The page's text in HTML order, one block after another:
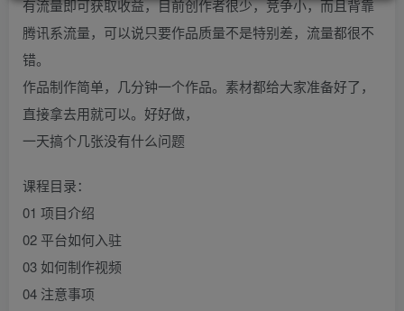
有流量即可获取收益，目前创作者很少，竞争小，而且背靠
腾讯系流量，可以说只要作品质量不是特别差，流量都很不
错。
作品制作简单，几分钟一个作品。素材都给大家准备好了，
直接拿去用就可以。好好做，
一天搞个几张没有什么问题
课程目录：
01 项目介绍
02 平台如何入驻
03 如何制作视频
04 注意事项